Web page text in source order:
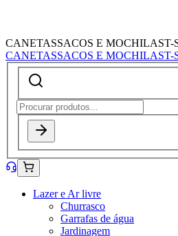
CANETASSACOS E MOCHILAST-
CANETASSACOS E MOCHILAST-
Lazer e Ar livre
Churrasco
Garrafas de água
Jardinagem